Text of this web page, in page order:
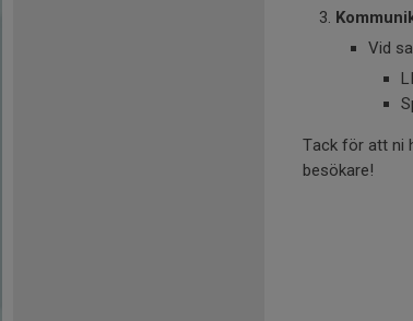
Vid
Tack för att ni
besökare!